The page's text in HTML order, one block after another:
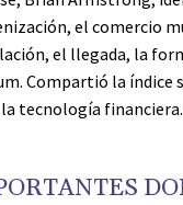
el comercio
el llegada, la
Compartió la índice
tecnología